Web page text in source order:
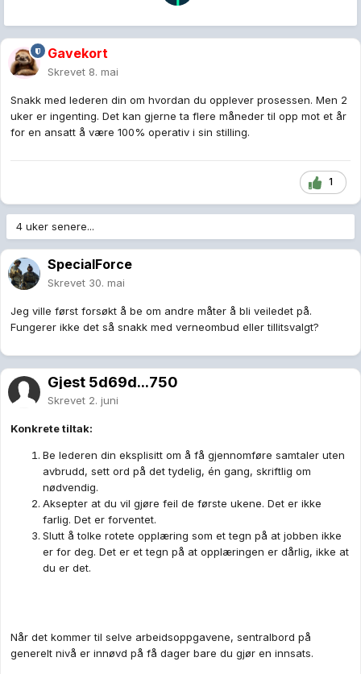
Gavekort
Skrevet 8. mai
Snakk med lederen din om hvordan du opplever prosessen. Men 2
uker er ingenting. Det kan gjerne ta flere måneder til opp mot et år
for en ansatt å være 100% operativ i sin stilling.
1
4 uker senere...
SpecialForce
Skrevet 30. mai
Jeg ville først forsøkt å be om andre måter å bli veiledet på.
Fungerer ikke det så snakk med verneombud eller tillitsvalgt?
Gjest 5d69d...750
Skrevet 2. juni
Konkrete tiltak:
Be lederen din eksplisitt om å få gjennomføre samtaler uten
avbrudd, sett ord på det tydelig, én gang, skriftlig om
nødvendig.
Aksepter at du vil gjøre feil de første ukene. Det er ikke
farlig. Det er forventet.
Slutt å tolke rotete opplæring som et tegn på at jobben ikke
er for deg. Det er et tegn på at opplæringen er dårlig, ikke at
du er det.
Når det kommer til selve arbeidsoppgavene, sentralbord på
generelt nivå er innøvd på få dager bare du gjør en innsats.